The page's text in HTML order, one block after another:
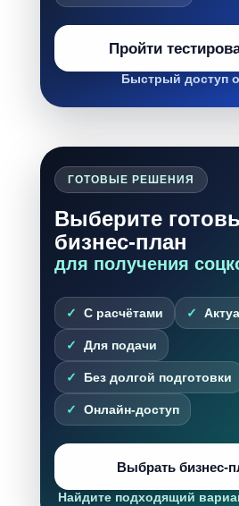
Пройти
Быстрый доступ
ГОТОВЫЕ РЕШЕНИЯ
Выберите
бизнес-план
для получения
С расчётами
Для подачи
Без долгой подготовки
Онлайн-доступ
Выбрать бизнес-
Найдите подходящий